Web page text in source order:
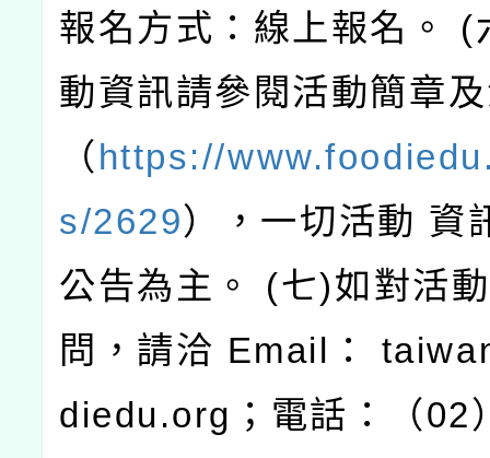
報名方式：線上報名。 (
動資訊請參閱活動簡章
（ https://
s/2629），一切活動 資
公告為主。 (七)如對活
問，請洽 Email：
diedu.org；電話：（02